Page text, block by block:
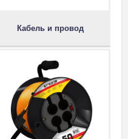
Кабель и провод